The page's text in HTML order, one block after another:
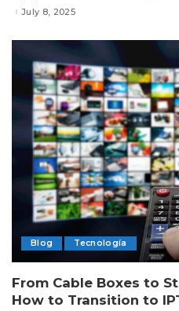
July 8, 2025
Blog Tecnología
From Cable Boxes to
How to Transition to